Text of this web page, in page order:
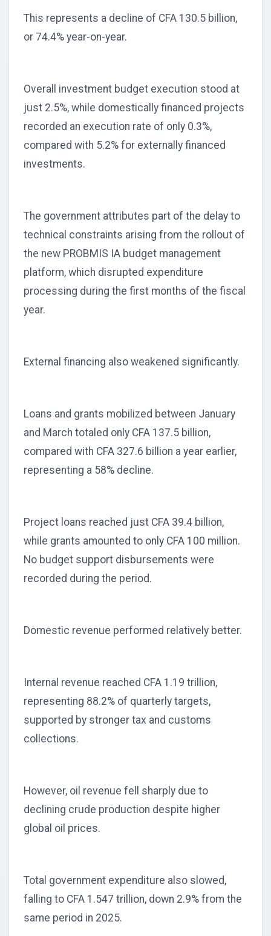
This represents a decline of CFA 130.5 billion,
or 74.4% year-on-year.
Overall investment budget execution stood at
just 2.5%, while domestically financed projects
recorded an execution rate of only 0.3%,
compared with 5.2% for externally financed
investments.
The government attributes part of the delay to
technical constraints arising from the rollout of
the new PROBMIS IA budget management
platform, which disrupted expenditure
processing during the first months of the fiscal
year.
External financing also weakened significantly.
Loans and grants mobilized between January
and March totaled only CFA 137.5 billion,
compared with CFA 327.6 billion a year earlier,
representing a 58% decline.
Project loans reached just CFA 39.4 billion,
while grants amounted to only CFA 100 million.
No budget support disbursements were
recorded during the period.
Domestic revenue performed relatively better.
Internal revenue reached CFA 1.19 trillion,
representing 88.2% of quarterly targets,
supported by stronger tax and customs
collections.
However, oil revenue fell sharply due to
declining crude production despite higher
global oil prices.
Total government expenditure also slowed,
falling to CFA 1.547 trillion, down 2.9% from the
same period in 2025.